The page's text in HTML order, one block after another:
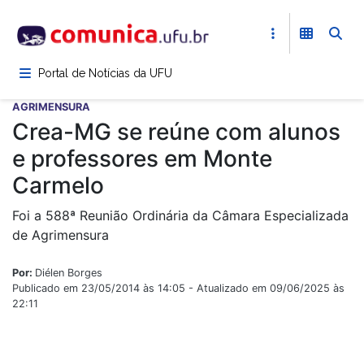
para
conteúdoPortal de Notícias da UFU
AGRIMENSURA
Crea-MG se reúne com alunos
e professores em Monte
Carmelo
Foi a 588ª Reunião Ordinária da Câmara Especializada
de Agrimensura
Por: Diélen Borges
Publicado em 23/05/2014 às 14:05 - Atualizado em 09/06/2025 às
22:11